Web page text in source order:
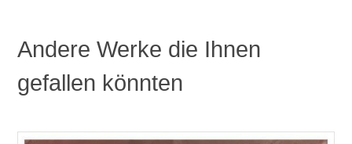
Andere Werke die Ihnen
gefallen könnten